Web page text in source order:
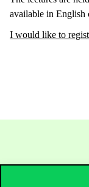
available in English
I would like to